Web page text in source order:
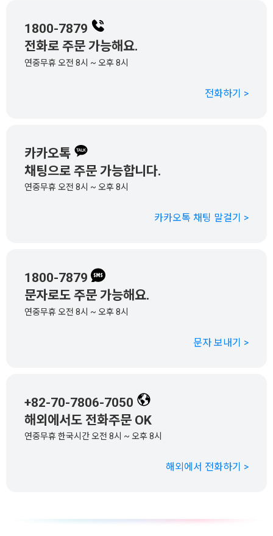
1800-7879
전화로 주문 가능해요.
연중무휴 오전 8시 ~ 오후 8시
전화하기 >
카카오톡
채팅으로 주문 가능합니다.
연중무휴 오전 8시 ~ 오후 8시
카카오톡 채팅 말걸기 >
1800-7879
문자로도 주문 가능해요.
연중무휴 오전 8시 ~ 오후 8시
문자 보내기 >
+82-70-7806-7050
해외에서도 전화주문 OK
연중무휴 한국시간 오전 8시 ~ 오후 8시
해외에서 전화하기 >